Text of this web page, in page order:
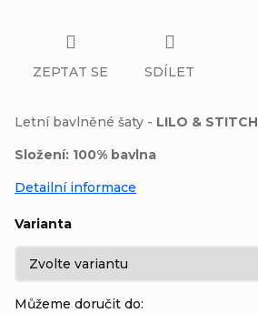
Varianta
Můžeme doručit do:
Letní bavlněné šaty - LILO & STITCH
Složení: 100% bavlna
Detailní informace
ZEPTAT SE SDÍLET